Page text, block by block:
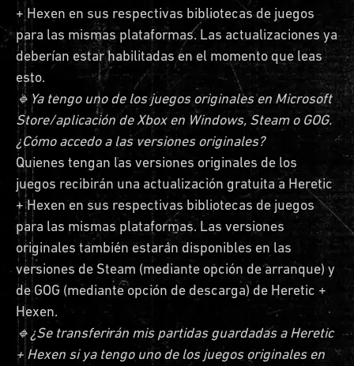
+ Hexen en sus respectivas bibliotecas de juegos
para las mismas plataformas. Las actualizaciones ya
deberían estar habilitadas en el momento que leas
esto.
🔹Ya tengo uno de los juegos originales en Microsoft
Store/aplicación de Xbox en Windows, Steam o GOG.
¿Cómo accedo a las versiones originales?
Quienes tengan las versiones originales de los
juegos recibirán una actualización gratuita a Heretic
+ Hexen en sus respectivas bibliotecas de juegos
para las mismas plataformas. Las versiones
originales también estarán disponibles en las
versiones de Steam (mediante opción de arranque) y
de GOG (mediante opción de descarga) de Heretic +
Hexen.
🔹¿Se transferirán mis partidas guardadas a Heretic
+ Hexen si ya tengo uno de los juegos originales en